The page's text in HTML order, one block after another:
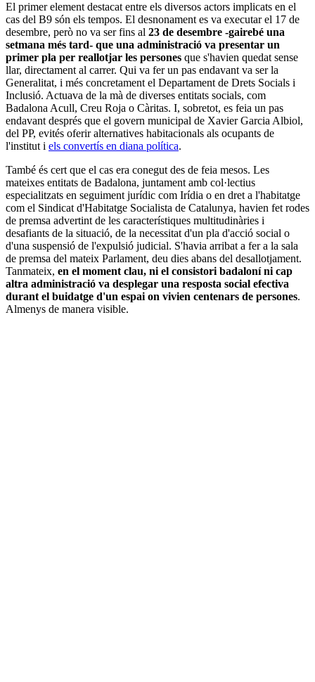
El primer element destacat entre els diversos actors implicats en el
cas del B9 són els tempos. El desnonament es va executar el 17 de
desembre, però no va ser fins al 23 de desembre -gairebé una
setmana més tard- que una administració va presentar un
primer pla per reallotjar les persones que s'havien quedat sense
llar, directament al carrer. Qui va fer un pas endavant va ser la
Generalitat, i més concretament el Departament de Drets Socials i
Inclusió. Actuava de la mà de diverses entitats socials, com
Badalona Acull, Creu Roja o Càritas. I, sobretot, es feia un pas
endavant després que el govern municipal de Xavier Garcia Albiol,
del PP, evités oferir alternatives habitacionals als ocupants de
l'institut i els convertís en diana política.
També és cert que el cas era conegut des de feia mesos. Les
mateixes entitats de Badalona, juntament amb col·lectius
especialitzats en seguiment jurídic com Irídia o en dret a l'habitatge
com el Sindicat d'Habitatge Socialista de Catalunya, havien fet rodes
de premsa advertint de les característiques multitudinàries i
desafiants de la situació, de la necessitat d'un pla d'acció social o
d'una suspensió de l'expulsió judicial. S'havia arribat a fer a la sala
de premsa del mateix Parlament, deu dies abans del desallotjament.
Tanmateix, en el moment clau, ni el consistori badaloní ni cap
altra administració va desplegar una resposta social efectiva
durant el buidatge d'un espai on vivien centenars de persones.
Almenys de manera visible.